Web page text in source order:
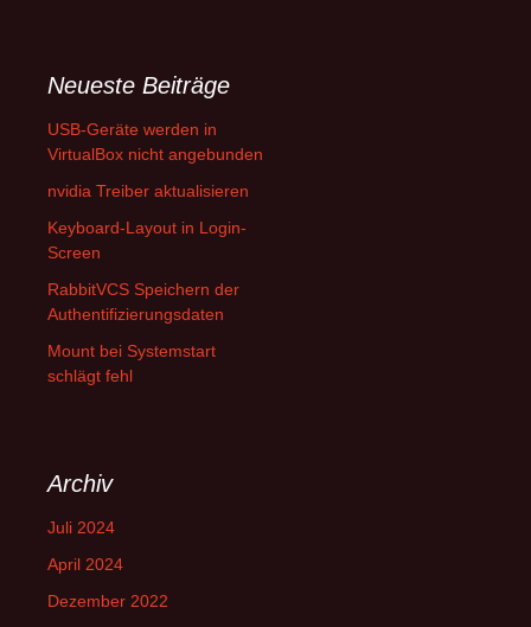
Neueste Beiträge
USB-Geräte werden in
VirtualBox nicht angebunden
nvidia Treiber aktualisieren
Keyboard-Layout in Login-
Screen
RabbitVCS Speichern der
Authentifizierungsdaten
Mount bei Systemstart
schlägt fehl
Archiv
Juli 2024
April 2024
Dezember 2022